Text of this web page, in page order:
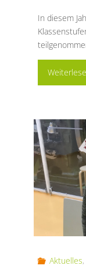
In diesem
Aktuelles,